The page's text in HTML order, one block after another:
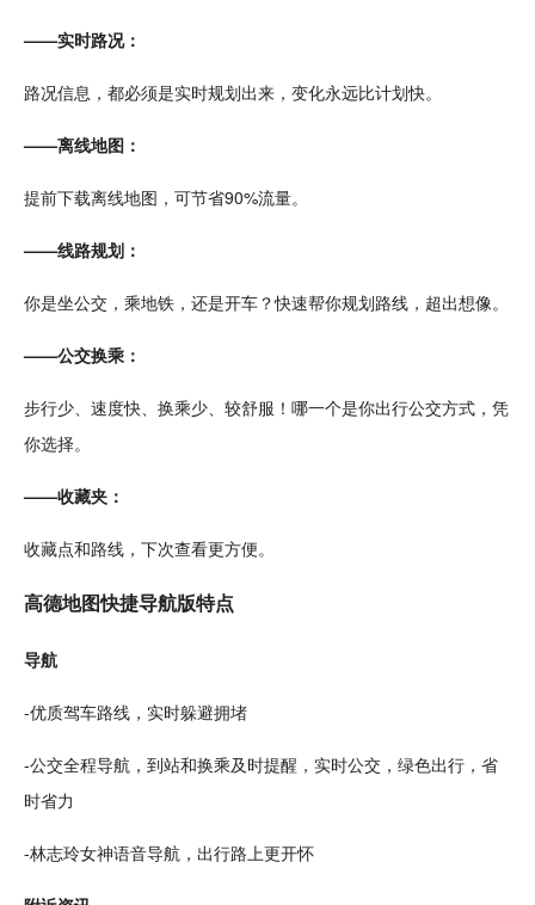
——实时路况：
路况信息，都必须是实时规划出来，变化永远比计划快。
——离线地图：
提前下载离线地图，可节省90%流量。
——线路规划：
你是坐公交 ，乘地铁 ，还是开车？快速帮你规划路线，超出想像。
——公交换乘：
步行少、速度快、换乘少、较舒服！哪一个是你出行公交方式，凭
你选择。
——收藏夹：
收藏点和路线，下次查看更方便。
高德地图快捷导航版特点
导航
-优质驾车路线，实时躲避拥堵
-公交全程导航，到站和换乘及时提醒，实时公交，绿色出行，省
时省力
-林志玲女神语音导航，出行路上更开怀